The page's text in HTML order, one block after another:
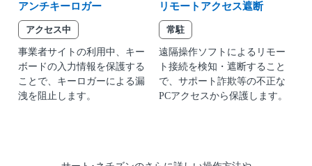
アンチキーロガー
アクセス中
事業者サイトの利用中、キー
ボードの入力情報を保護する
ことで、キーロガーによる漏
洩を阻止します。
リモートアクセス遮断
常駐
遠隔操作ソフトによるリモー
ト接続を検知・遮断すること
で、サポート詐欺等の不正な
PCアクセスから保護します。